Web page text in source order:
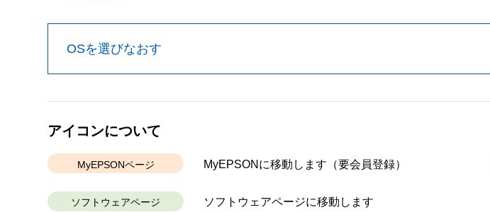
OSを選びなおす
アイコンについて
MyEPSONページ MyEPSONに移動します （要会員登録）
ソフトウェアページ ソフトウェアページに移動します